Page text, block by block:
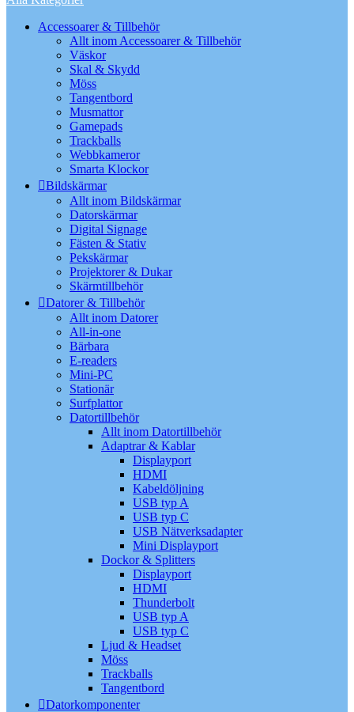
Accessoarer & Tillbehör
Allt inom Accessoarer & Tillbehör
Väskor
Skal & Skydd
Möss
Tangentbord
Musmattor
Gamepads
Trackballs
Webbkameror
Smarta Klockor
Bildskärmar
Allt inom Bildskärmar
Datorskärmar
Digital Signage
Fästen & Stativ
Pekskärmar
Projektorer & Dukar
Skärmtillbehör
Datorer & Tillbehör
Allt inom Datorer
All-in-one
Bärbara
E-readers
Mini-PC
Stationär
Surfplattor
Datortillbehör
Allt inom Datortillbehör
Adaptrar & Kablar
Displayport
HDMI
Kabeldöljning
USB typ A
USB typ C
USB Nätverksadapter
Mini Displayport
Dockor & Splitters
Displayport
HDMI
Thunderbolt
USB typ A
USB typ C
Ljud & Headset
Möss
Trackballs
Tangentbord
Datorkomponenter